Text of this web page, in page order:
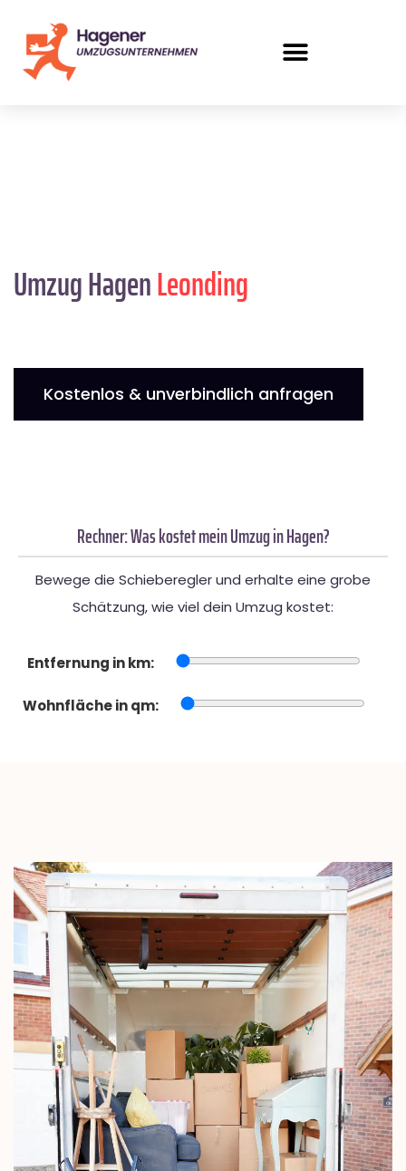
Umzug HagenLeonding
Kostenlos & unverbindlich anfragen
Rechner: Was kostet mein Umzug in Hagen?
Bewege die Schieberegler und erhalte eine grobe
Schätzung, wie viel dein Umzug kostet:
Entfernung in km:
Wohnfläche in qm: